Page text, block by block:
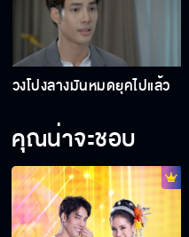
วงโปงลางมันหมดยุคไปแล้ว
คุณน่าจะชอบ